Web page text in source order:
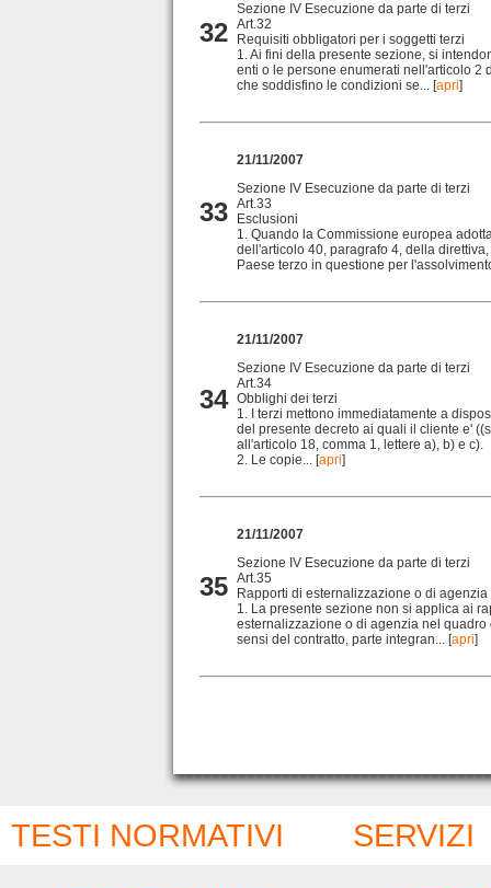
32
Sezione IV Esecuzione da parte di terzi
Art.32
Requisiti obbligatori per i soggetti terzi
1. Ai fini della presente sezione, si
enti o le persone enumerati nell'articolo 2
che soddisfino le condizioni se... [apri]
33
21/11/2007
Sezione IV Esecuzione da parte di terzi
Art.33
Esclusioni
1. Quando la Commissione europea
dell'articolo 40, paragrafo 4, della
Paese terzo in questione per
34
21/11/2007
Sezione IV Esecuzione da parte di terzi
Art.34
Obblighi dei terzi
1. I terzi mettono immediatamente a
del presente decreto ai quali il cliente e'
all'articolo 18, comma 1, lettere a), b) e c).
2. Le copie... [apri]
35
21/11/2007
Sezione IV Esecuzione da parte di terzi
Art.35
Rapporti di esternalizzazione o di agenzia
1. La presente sezione non si applica ai
esternalizzazione o di agenzia nel
sensi del contratto, parte integran... [apri]
TESTI NORMATIVI
SERVIZI